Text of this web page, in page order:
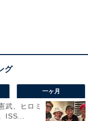
一ヶ月
武、ヒロミ
ISS...